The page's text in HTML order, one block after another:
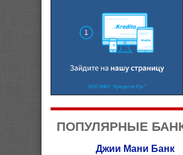
ПОПУЛЯРНЫЕ
Джии Мани Банк